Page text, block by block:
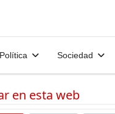
Política Sociedad
en esta web